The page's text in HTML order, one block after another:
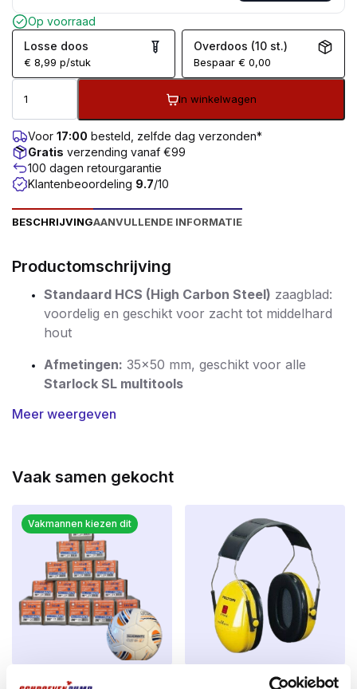
Op voorraad
Losse doos
€ 8,99 p/stuk
Overdoos (10 st.)
Bespaar€ 0,00
In winkelwagen
Voor 17:00 besteld, zelfde dag verzonden*
Gratis verzending vanaf €99
100 dagen retourgarantie
Klantenbeoordeling 9.7/10
BESCHRIJVINGAANVULLENDE INFORMATIE
Productomschrijving
Standaard HCS (High Carbon Steel) zaagblad:
voordelig en geschikt voor zacht tot middelhard
hout
Afmetingen: 35×50 mm, geschikt voor alle
Starlock SL multitools
Materiaal:koolstofstaal – flexibel, scherp en
zachte kunststof
Starlock aansluiting:
snelle gereedschapsloze
wissel en stabiele verbinding
Voor precisie & controle:
ideaal voor kleine tot
middelgrote zaagklussen
Kort gebruikstips
Laat de machine het werk doen, oefen geen
extra druk uit
Meer weergeven
Vaak samen gekocht
Vakmannen kiezen dit
Voordeelpakket groot ​3M Peltor Optime I H510A